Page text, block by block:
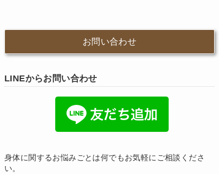
お問い合わせ
LINEからお問い合わせ
身体に関するお悩みごとは何でもお気軽にご相談くださ
い。